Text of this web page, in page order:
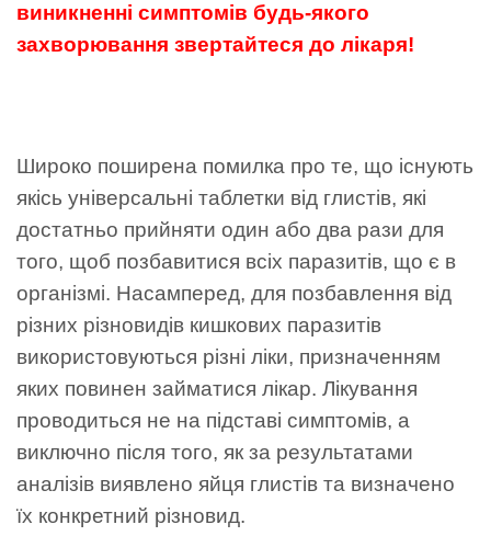
виникненні симптомів будь-якого
захворювання звертайтеся до лікаря!
Широко поширена помилка про те, що існують
якісь універсальні таблетки від глистів, які
достатньо прийняти один або два рази для
того, щоб позбавитися всіх паразитів, що є в
організмі. Насамперед, для позбавлення від
різних різновидів кишкових паразитів
використовуються різні ліки, призначенням
яких повинен займатися лікар. Лікування
проводиться не на підставі симптомів, а
виключно після того, як за результатами
аналізів виявлено яйця глистів та визначено
їх конкретний різновид.